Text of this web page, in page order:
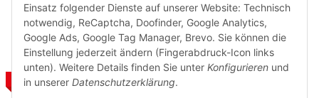
Einsatz folgender Dienste auf unserer Website: Technisch
notwendig, ReCaptcha, Doofinder, Google Analytics,
Google Ads, Google Tag Manager, Brevo. Sie können die
Einstellung jederzeit ändern (Fingerabdruck-Icon links
unten). Weitere Details finden Sie unter Konfigurieren und
in unserer Datenschutzerklärung.
SALE 43%